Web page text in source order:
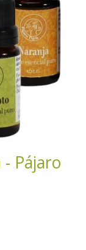
Pájaro